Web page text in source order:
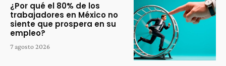
¿Por qué el 80% de los
trabajadores en México no
siente que prospera en su
empleo?
7 agosto 2026